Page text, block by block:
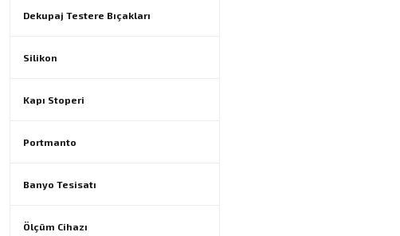
Dekupaj Testere Bıçakları
Silikon
Kapı Stoperi
Portmanto
Banyo Tesisatı
Ölçüm Cihazı